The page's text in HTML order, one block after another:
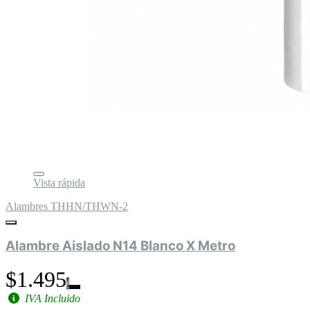
Vista rápida
Alambres THHN/THWN-2
Alambre Aislado N14 Blanco X Metro
$1.495
IVA Incluido